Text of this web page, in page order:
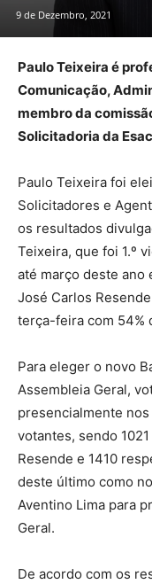
9 de Dezembro, 2021
Paulo Teixeira é
Comunicação,
membro da
Solicitadoria da
Paulo Teixeira foi
Solicitadores e
os resultados
Teixeira, que foi 1.º
até março deste ano
José Carlos
terça-feira com 54%
Para eleger o novo
Assembleia Geral,
presencialmente
votantes, sendo
Resende e 1410
deste último como
Aventino Lima para
Geral.
De acordo com os